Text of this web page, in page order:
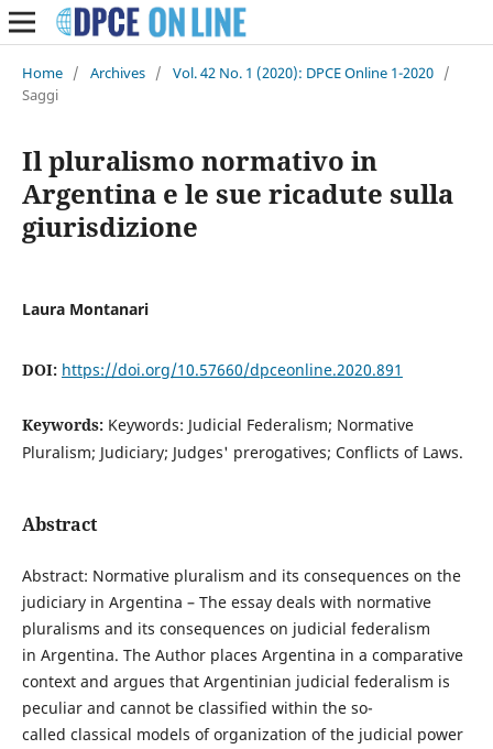
Home / Archives / Vol. 42 No. 1 (2020): DPCE Online 1-2020 /
Saggi
Il pluralismo normativo in
Argentina e le sue ricadute sulla
giurisdizione
Laura Montanari
DOI: https://doi.org/10.57660/dpceonline.2020.891
Keywords: Keywords: Judicial Federalism; Normative
Pluralism; Judiciary; Judges' prerogatives; Conflicts of Laws.
Abstract
Abstract: Normative pluralism and its consequences on the
judiciary in Argentina – The essay deals with normative
pluralisms and its consequences on judicial federalism
in Argentina. The Author places Argentina in a comparative
context and argues that Argentinian judicial federalism is
peculiar and cannot be classified within the so-
called classical models of organization of the judicial power